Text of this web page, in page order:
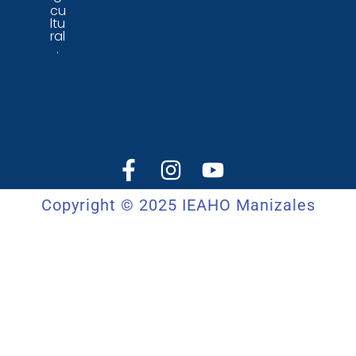
cu
ltu
ral
.
Copyright © 2025 IEAHO Manizales